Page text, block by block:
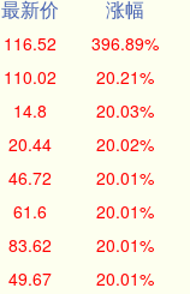
最新价 涨幅
116.52 396.89%
110.02 20.21%
14.8 20.03%
20.44 20.02%
46.72 20.01%
61.6 20.01%
83.62 20.01%
49.67 20.01%